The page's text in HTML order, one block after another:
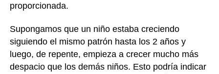
proporcionada.
Supongamos que un niño estaba creciendo
siguiendo el mismo patrón hasta los 2 años y
luego, de repente, empieza a crecer mucho más
despacio que los demás niños. Esto podría indicar